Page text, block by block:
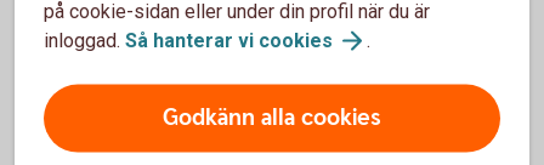
Tips!
på cookie-sidan eller under din profil när du är
inloggad. Så hanterar vi cookies .
Godkänn alla cookies